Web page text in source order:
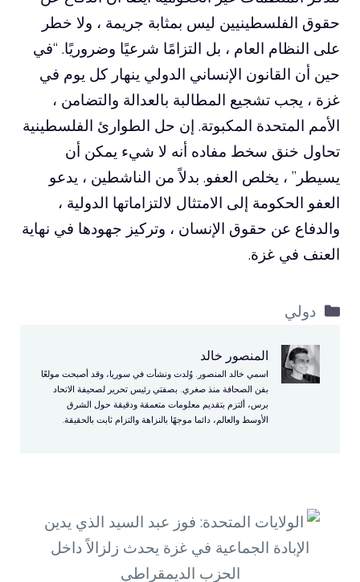
حقوق الفلسطينيين ليس بمثابة جريمة ، ولا خطر
على النظام العام ، بل التزامًا شرعيًا وضروريًا. “في
حين أن القانون الإنساني الدولي ينهار كل يوم في
غزة ، يجب تشجيع المطالبة بالعدالة والتضامن ،
الأمم المتحدة المكبوتة. إن حل الطوارئ الفلسطينية
تحاول خنق سخط مفاده أنه لا شيء يمكن أن
يسيطر” ، يخلص العفو. بدلاً من الناشطين ، يدعو
العفو الحكومة إلى الامتثال لالتزاماتها الدولية ،
والدفاع عن حقوق الإنسان ، وتركيز جهودها في نهاية
العنف في غزة.
التصنيفات
دولي
المنصور خالد
اسمي خالد المنصور. وُلدت ونشأت في سوريا، وقد أصبحت مولعًا
بفن الصحافة منذ صغري. بصفتي رئيس تحرير لصحيفة الاتحاد
برس، ألتزم بتقديم معلومات متعمقة ودقيقة حول الشرق
الأوسط والعالم، دائما موجهًا بالنزاهة والتزام ثابت بالحقيقة.